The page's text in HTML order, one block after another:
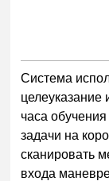
Система
часа
задачи на
сканировать
входа